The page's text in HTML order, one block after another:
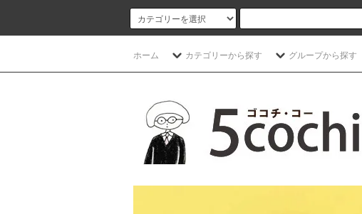
ホーム カテゴリーから探す グループから探す